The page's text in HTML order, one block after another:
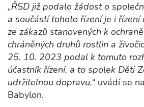
„ŘSD již podalo žádost o
a součástí tohoto řízení je i
ze zákazů stanovených k
chráněných druhů rostlin a
25. 10. 2023 podal k tomuto
účastník řízení, a to spolek Děti
udržitelnou dopravu,“ uvádí se
Babylon.